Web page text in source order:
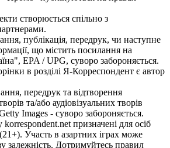
створюється спільно з
публікація, передрук, чи наступне
що містить посилання на
EPA / UPG, суворо забороняється.
в розділі Я-Корреспондент є автор
передрук та відтворення
та/або аудіовізуальних творів
Images - суворо забороняється.
korrespondent.net призначені для осіб
Участь в азартних іграх може
залежність. Дотримуйтесь правил